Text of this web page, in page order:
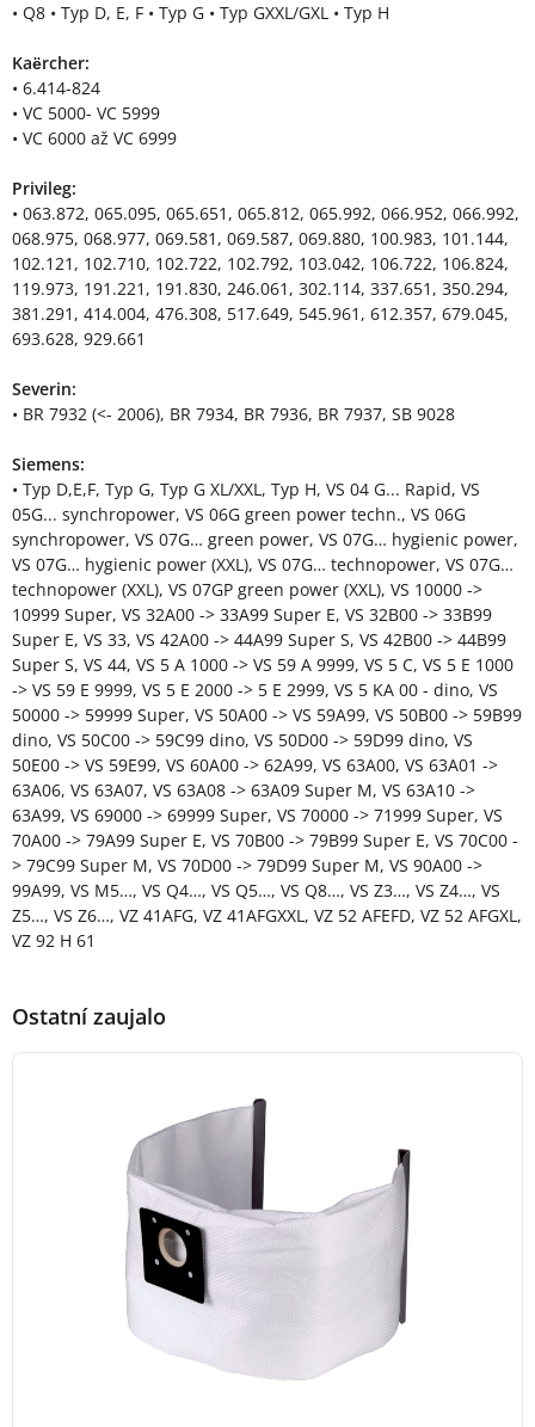
• Q8 • Typ D, E, F • Typ G • Typ GXXL/GXL • Typ H
Kaërcher:
• 6.414-824
• VC 5000- VC 5999
• VC 6000 až VC 6999
Privileg:
• 063.872, 065.095, 065.651, 065.812, 065.992, 066.952, 066.992,
068.975, 068.977, 069.581, 069.587, 069.880, 100.983, 101.144,
102.121, 102.710, 102.722, 102.792, 103.042, 106.722, 106.824,
119.973, 191.221, 191.830, 246.061, 302.114, 337.651, 350.294,
381.291, 414.004, 476.308, 517.649, 545.961, 612.357, 679.045,
693.628, 929.661
Severin:
• BR 7932 (<- 2006), BR 7934, BR 7936, BR 7937, SB 9028
Siemens:
• Typ D,E,F, Typ G, Typ G XL/XXL, Typ H, VS 04 G... Rapid, VS
05G... synchropower, VS 06G green power techn., VS 06G
synchropower, VS 07G… green power, VS 07G… hygienic power,
VS 07G… hygienic power (XXL), VS 07G… technopower, VS 07G…
technopower (XXL), VS 07GP green power (XXL), VS 10000 ->
10999 Super, VS 32A00 -> 33A99 Super E, VS 32B00 -> 33B99
Super E, VS 33, VS 42A00 -> 44A99 Super S, VS 42B00 -> 44B99
Super S, VS 44, VS 5 A 1000 -> VS 59 A 9999, VS 5 C, VS 5 E 1000
-> VS 59 E 9999, VS 5 E 2000 -> 5 E 2999, VS 5 KA 00 - dino, VS
50000 -> 59999 Super, VS 50A00 -> VS 59A99, VS 50B00 -> 59B99
dino, VS 50C00 -> 59C99 dino, VS 50D00 -> 59D99 dino, VS
50E00 -> VS 59E99, VS 60A00 -> 62A99, VS 63A00, VS 63A01 ->
63A06, VS 63A07, VS 63A08 -> 63A09 Super M, VS 63A10 ->
63A99, VS 69000 -> 69999 Super, VS 70000 -> 71999 Super, VS
70A00 -> 79A99 Super E, VS 70B00 -> 79B99 Super E, VS 70C00 -
> 79C99 Super M, VS 70D00 -> 79D99 Super M, VS 90A00 ->
99A99, VS M5…, VS Q4…, VS Q5…, VS Q8…, VS Z3…, VS Z4…, VS
Z5…, VS Z6…, VZ 41AFG, VZ 41AFGXXL, VZ 52 AFEFD, VZ 52 AFGXL,
VZ 92 H 61
Ostatní zaujalo